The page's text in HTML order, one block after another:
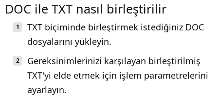
DOC ile TXT nasıl birleştirilir
TXT biçiminde birleştirmek istediğiniz DOC
dosyalarını yükleyin.
Gereksinimlerinizi karşılayan birleştirilmiş
TXT'yi elde etmek için işlem parametrelerini
ayarlayın.